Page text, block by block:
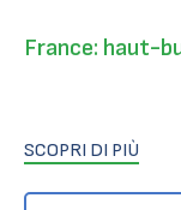
France: haut-
SCOPRI DI PIÙ